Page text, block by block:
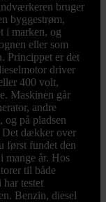
bruger
byggestrøm,
i marken, og
eller som
Princippet er det
driver
400 volt,
Maskinen går
andre
og på pladsen
Det dækker over
først fundet den
mange år. Hos
til både
testet
Benzin, diesel